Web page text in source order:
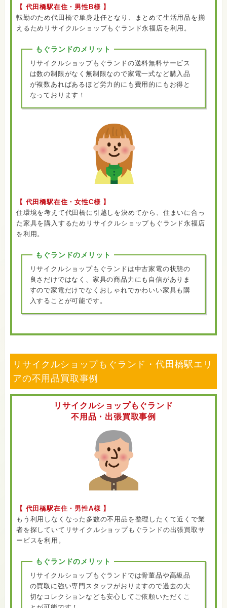
【 代田橋駅在住・男性B様 】
転勤のため代田橋で単身赴任となり、まとめて生活用品を揃
えるためリサイクルショップもぐランド永福店を利用。
もぐランドのメリット
リサイクルショップもぐランドの送料無料サービス
は数の制限がなく無制限なので家電一式など購入品
が複数あればあるほど労力的にも費用的にもお得と
なっております！
【 代田橋駅在住・女性C様 】
住環境を考えて代田橋に引越しを決めてから、住まいに合っ
た家具を購入するためリサイクルショップもぐランド永福店
を利用。
もぐランドのメリット
リサイクルショップもぐランドは中古家電の状態の
良さだけではなく、家具の商品力にも自信がありま
すので家電だけでなくおしゃれでかわいい家具も購
入することが可能です。
リサイクルショップもぐランド・代田橋駅エリ
アの不用品買取事例
リサイクルショップもぐランド
不用品・出張買取事例
【 代田橋駅在住・男性A様 】
もう利用しなくなった多数の不用品を整理したくて近くで業
者を探していてリサイクルショップもぐランドの出張買取サ
ービスを利用。
もぐランドのメリット
リサイクルショップもぐランドでは骨董品や高級品
の買取に強い専門スタッフがおりますので過去の大
切なコレクションなども安心してご依頼いただくこ